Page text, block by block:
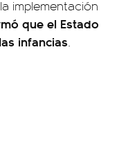
implementación
que el Estado
infancias.